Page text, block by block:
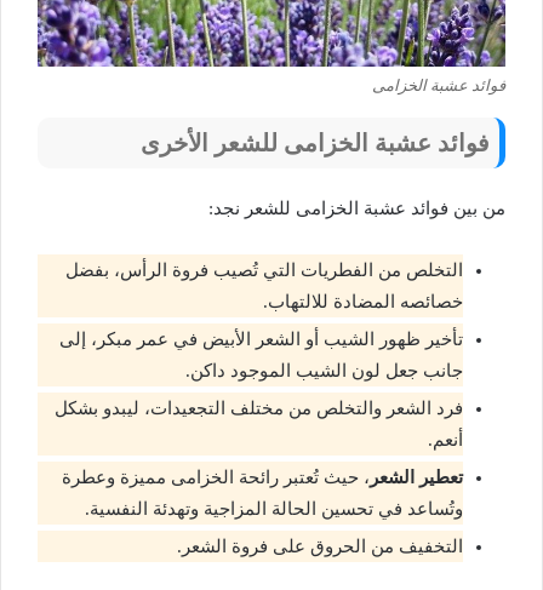
فوائد عشبة الخزامى
فوائد عشبة الخزامى للشعر الأخرى
من بين فوائد عشبة الخزامى للشعر نجد:
التخلص من الفطريات التي تُصيب فروة الرأس، بفضل
خصائصه المضادة للالتهاب.
تأخير ظهور الشيب أو الشعر الأبيض في عمر مبكر، إلى
جانب جعل لون الشيب الموجود داكن.
فرد الشعر والتخلص من مختلف التجعيدات، ليبدو بشكل
أنعم.
تعطير الشعر ، حيث تُعتبر رائحة الخزامى مميزة وعطرة
وتُساعد في تحسين الحالة المزاجية وتهدئة النفسية.
التخفيف من الحروق على فروة الشعر.